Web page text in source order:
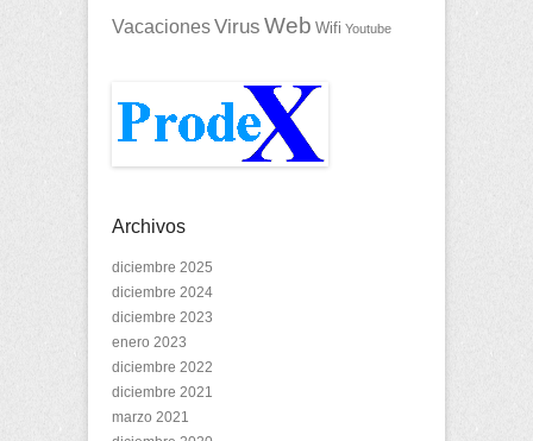
VacacionesVirus Web Wifi Youtube
Archivos
diciembre 2025
diciembre 2024
diciembre 2023
enero 2023
diciembre 2022
diciembre 2021
marzo 2021